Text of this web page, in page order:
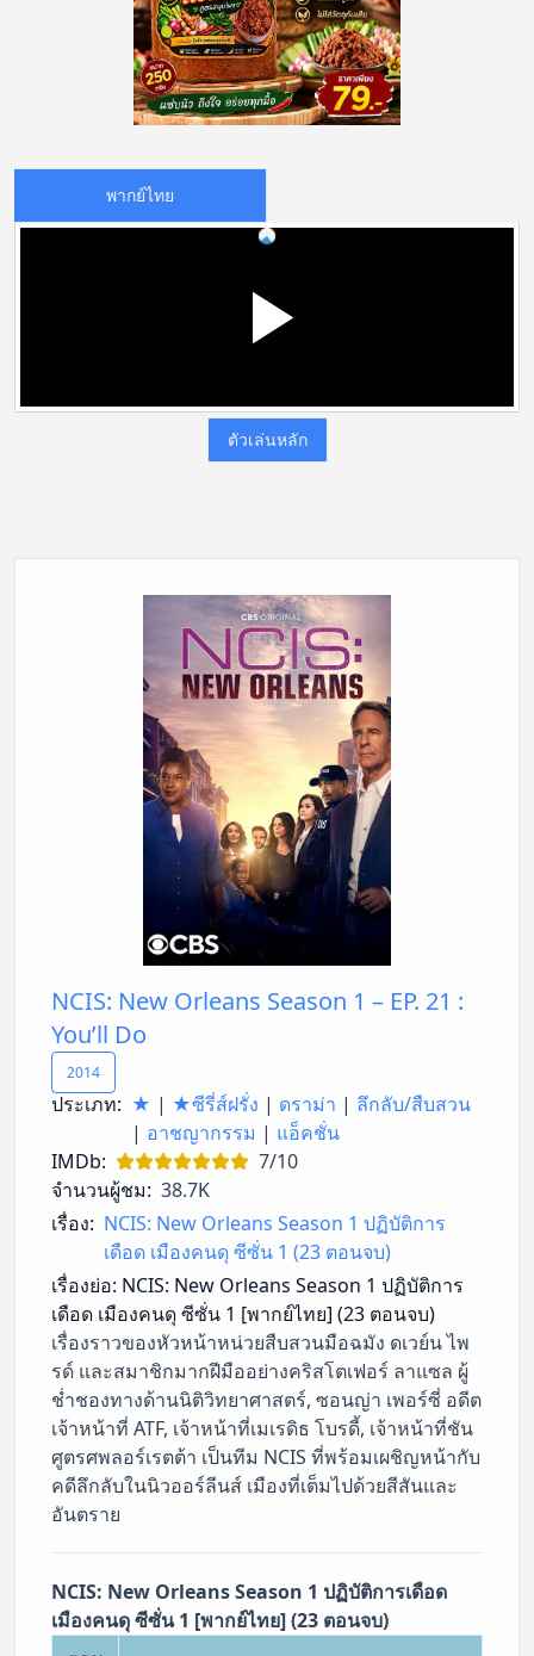
พากย์ไทย
ตัวเล่นหลัก
NCIS: New Orleans Season 1 – EP. 21 :
You’ll Do
2014
ประเภท: ★ | ★ซีรี่ส์ฝรั่ง | ดราม่า | ลึกลับ/สืบสวน
| อาชญากรรม | แอ็คชั่น
IMDb:
7/10
จำนวนผู้ชม: 38.7K
เรื่อง: NCIS: New Orleans Season 1 ปฏิบัติการ
เดือด เมืองคนดุ ซีซั่น 1 (23 ตอนจบ)
เรื่องย่อ: NCIS: New Orleans Season 1 ปฏิบัติการ
เดือด เมืองคนดุ ซีซั่น 1 [พากย์ไทย] (23 ตอนจบ)
เรื่องราวของหัวหน้าหน่วยสืบสวนมือฉมัง ดเวย์น ไพ
รด์ และสมาชิกมากฝีมืออย่างคริสโตเฟอร์ ลาแซล ผู้
ช่ำชองทางด้านนิติวิทยาศาสตร์, ซอนญ่า เพอร์ซี่ อดีต
เจ้าหน้าที่ ATF, เจ้าหน้าที่เมเรดิธ โบรดี้, เจ้าหน้าที่ชัน
ศูตรศพลอร์เรตต้า เป็นทีม NCIS ที่พร้อมเผชิญหน้ากับ
คดีลึกลับในนิวออร์ลีนส์ เมืองที่เต็มไปด้วยสีสันและ
อันตราย
NCIS: New Orleans Season 1 ปฏิบัติการเดือด
เมืองคนดุ ซีซั่น 1 [พากย์ไทย] (23 ตอนจบ)